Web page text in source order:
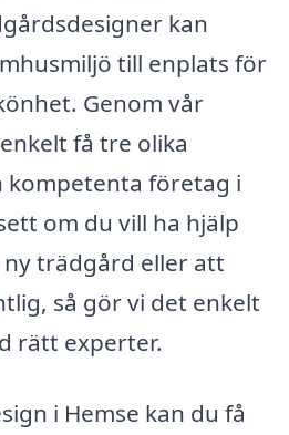
kan
till enplats för
Genom vår
få tre olika
företag i
om du vill ha hjälp
trädgård eller att
så gör vi det enkelt
rätt experter.
i Hemse kan du få